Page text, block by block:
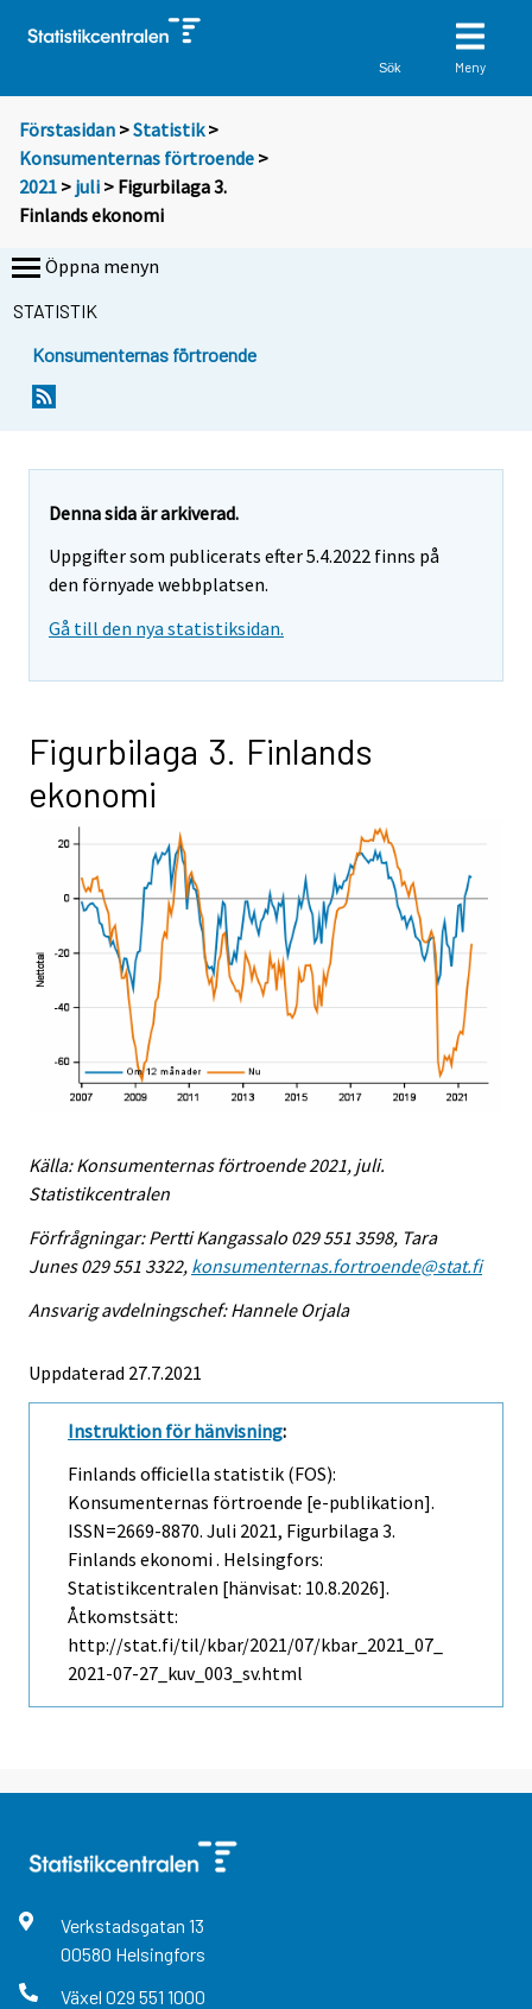
Sök Meny
Förstasidan >Statistik >
Konsumenternas förtroende >
2021 > juli > Figurbilaga 3.
Finlands ekonomi
Öppna menyn
STATISTIK
Konsumenternas förtroende
Denna sida är arkiverad.
Uppgifter som publicerats efter 5.4.2022 finns på
den förnyade webbplatsen.
Gå till den nya statistiksidan.
Figurbilaga 3. Finlands
ekonomi
Källa: Konsumenternas förtroende 2021, juli.
Statistikcentralen
Förfrågningar: Pertti Kangassalo 029 551 3598, Tara
Junes 029 551 3322, konsumenternas.fortroende@stat.fi
Ansvarig avdelningschef: Hannele Orjala
Uppdaterad 27.7.2021
Instruktion för hänvisning:
Finlands officiella statistik (FOS):
Konsumenternas förtroende [e-publikation].
ISSN=2669-8870. Juli 2021, Figurbilaga 3.
Finlands ekonomi . Helsingfors:
Statistikcentralen [hänvisat: 10.8.2026].
Åtkomstsätt:
http://stat.fi/til/kbar/2021/07/kbar_2021_07_
2021-07-27_kuv_003_sv.html
Verkstadsgatan 13
00580 Helsingfors
Växel 029 551 1000